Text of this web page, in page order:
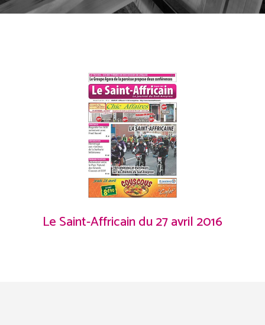
Le Saint-Affricain du 27 avril 2016